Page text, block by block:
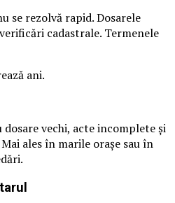
se rezolvă rapid. Dosarele
cadastrale. Termenele
ani.
vechi, acte incomplete și
ales în marile orașe sau în